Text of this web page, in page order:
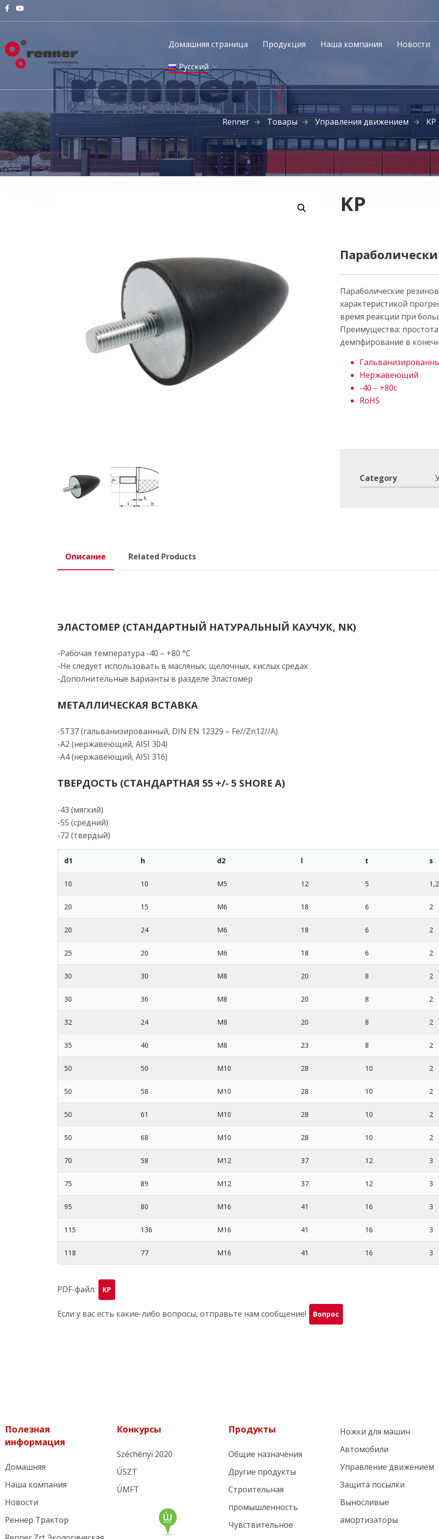
Домашняя страница Продукция Наша компания Новости
Русский
English
Deutsch
Русский
Renner Товары Управления движением KP
KP
Параболические
характеристикой
время реакции при
Преимущества:
демпфирование в
Нержавеющий
-40 – +80c
RoHS
Category
Описание Related Products
ЭЛАСТОМЕР (СТАНДАРТНЫЙ НАТУРАЛЬНЫЙ КАУЧУК, NK)
-Рабочая температура -40 – +80 °C
-Не следует использовать в масляных, щелочных, кислых средах
-Дополнительные варианты в разделе Эластомер
МЕТАЛЛИЧЕСКАЯ ВСТАВКА
-ST37 (гальванизированный, DIN EN 12329 – Fe//Zn12//A)
-A2 (нержавеющий, AISI 304)
-A4 (нержавеющий, AISI 316)
ТВЕРДОСТЬ (СТАНДАРТНАЯ 55 +/- 5 SHORE A)
-43 (мягкий)
-55 (средний)
-72 (твердый)
d1 h d2 l t s
10 10 M5 12 5 1,2
20 15 M6 18 6 2
20 24 M6 18 6 2
25 20 M6 18 6 2
30 30 M8 20 8 2
30 36 M8 20 8 2
32 24 M8 20 8 2
35 40 M8 23 8 2
50 50 M10 28 10 2
50 58 M10 28 10 2
50 61 M10 28 10 2
50 68 M10 28 10 2
70 58 M12 37 12 3
75 89 M12 37 12 3
95 80 M16 41 16 3
115 136 M16 41 16 3
118 77 M16 41 16 3
PDF-файл: KP
Если у вас есть какие-либо вопросы, отправьте нам сообщение! Вопрос
Полезная
информация
Домашняя
Наша компания
Новости
Реннер Трактор
Конкурсы
Széchényi 2020
ÚSZT
ÚMFT
Продукты
Общие назначения
Другие продукты
Строительная
промышленность
Чувствительное
Ножки для машин
Автомобили
Управление движением
Защита посылки
Выносливые
амортизаторы